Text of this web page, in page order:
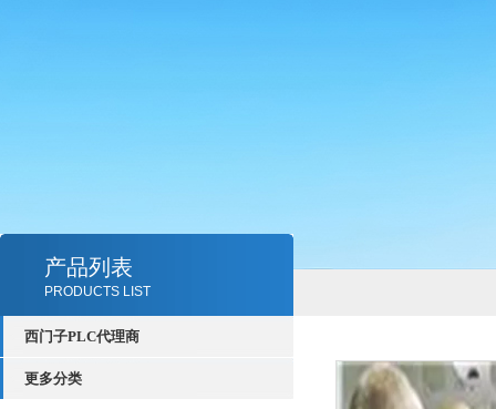
产品列表
PRODUCTS LIST
西门子PLC代理商
更多分类